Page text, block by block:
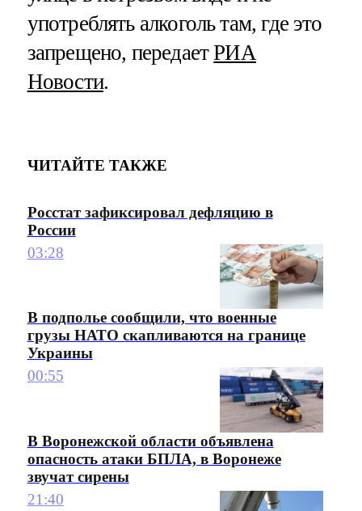
употреблять алкоголь там, где это
запрещено, передаетРИА
Новости.
ЧИТАЙТЕ ТАКЖЕ
Росстат зафиксировал дефляцию в
России
03:28
В подполье сообщили, что военные
грузы НАТО скапливаются на границе
Украины
00:55
В Воронежской области объявлена
опасность атаки БПЛА, в Воронеже
звучат сирены
21:40